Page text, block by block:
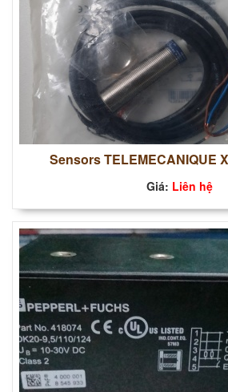
Sensors TELEMECANIQUE
Giá: Liên hệ